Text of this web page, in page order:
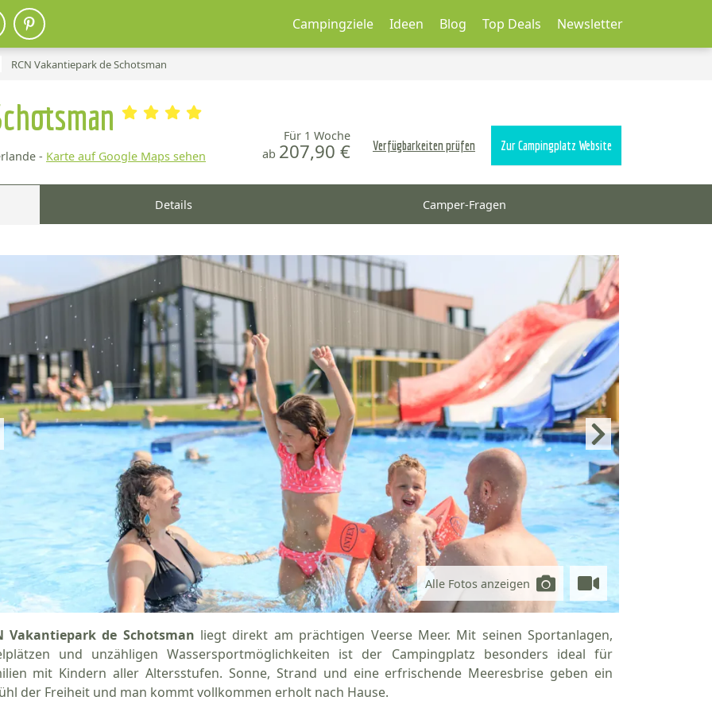
Campingziele Ideen Blog Top Deals Newsletter
RCN Vakantiepark de Schotsman
- Karte auf Google Maps sehen
Für 1 Woche
ab 207,90 € Verfügbarkeiten prüfen Zur Campingplatz Website
Details Camper-Fragen
Alle Fotos anzeigen
Vakantiepark de Schotsman liegt direkt am prächtigen Veerse Meer. Mit seinen Sportanlagen,
und unzähligen Wassersportmöglichkeiten ist der Campingplatz besonders ideal für
mit Kindern aller Altersstufen. Sonne, Strand und eine erfrischende Meeresbrise geben ein
der Freiheit und man kommt vollkommen erholt nach Hause.